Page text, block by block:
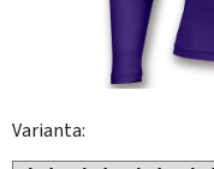
Varianta: